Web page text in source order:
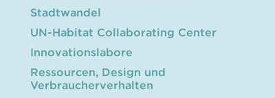
Stadtwandel
UN-Habitat Collaborating Center
Innovationslabore
Ressourcen, Design und
Verbraucherverhalten